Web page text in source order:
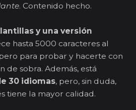
. Contenido hecho.
y una versión
hasta 5000 caracteres al
para probar y hacerte con
de sobra. Además, está
30 idiomas, pero, sin duda,
tiene la mayor calidad.